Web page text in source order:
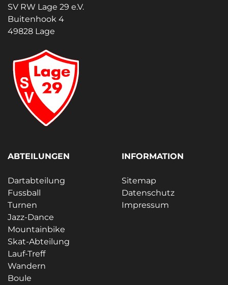
SV RW Lage 29 e.V.
Buitenhook 4
49828 Lage
ABTEILUNGEN
Dartabteilung
Fussball
Turnen
Jazz-Dance
Mountainbike
Skat-Abteilung
Lauf-Treff
Wandern
Boule
INFORMATION
Sitemap
Datenschutz
Impressum